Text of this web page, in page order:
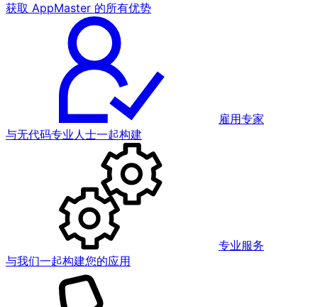
获取 AppMaster 的所有优势
雇用专家
与无代码专业人士一起构建
专业服务
与我们一起构建您的应用